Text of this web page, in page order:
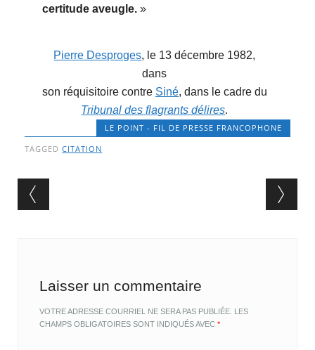
certitude aveugle.»
Pierre Desproges, le 13 décembre 1982,
dans
son réquisitoire contre Siné, dans le cadre du
Tribunal des flagrants délires.
LE POINT - FIL DE PRESSE FRANCOPHONE
TAGGEDCITATION
Post navigation
Laisser un commentaire
VOTRE ADRESSE COURRIEL NE SERA PAS PUBLIÉE. LES
CHAMPS OBLIGATOIRES SONT INDIQUÉS AVEC*